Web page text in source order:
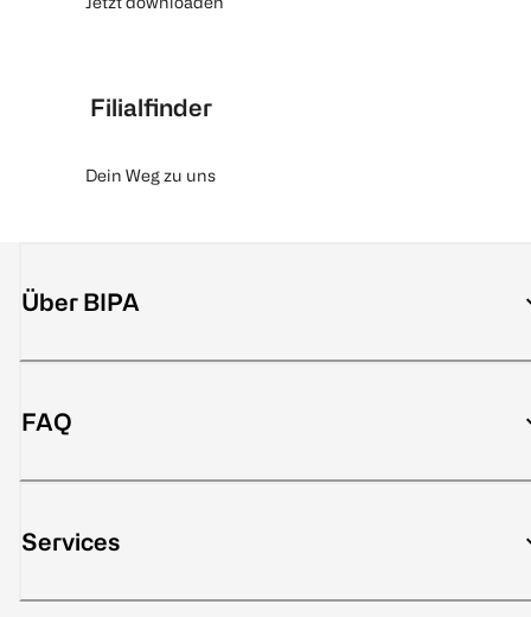
Filialfinder
Dein Weg zu uns
Über BIPA
FAQ
Services